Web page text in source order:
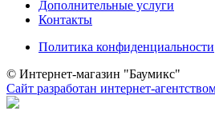
Дополнительные услуги
Контакты
Политика конфиденциальности
© Интернет-магазин "Баумикс"
Сайт разработан интернет-